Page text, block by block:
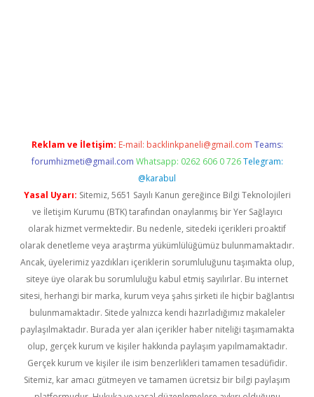
Reklam ve İletişim: E-mail: backlinkpaneli@gmail.com Teams:
forumhizmeti@gmail.com Whatsapp: 0262 606 0 726 Telegram:
@karabul
Yasal Uyarı: Sitemiz, 5651 Sayılı Kanun gereğince Bilgi Teknolojileri
ve İletişim Kurumu (BTK) tarafından onaylanmış bir Yer Sağlayıcı
olarak hizmet vermektedir. Bu nedenle, sitedeki içerikleri proaktif
olarak denetleme veya araştırma yükümlülüğümüz bulunmamaktadır.
Ancak, üyelerimiz yazdıkları içeriklerin sorumluluğunu taşımakta olup,
siteye üye olarak bu sorumluluğu kabul etmiş sayılırlar. Bu internet
sitesi, herhangi bir marka, kurum veya şahıs şirketi ile hiçbir bağlantısı
bulunmamaktadır. Sitede yalnızca kendi hazırladığımız makaleler
paylaşılmaktadır. Burada yer alan içerikler haber niteliği taşımamakta
olup, gerçek kurum ve kişiler hakkında paylaşım yapılmamaktadır.
Gerçek kurum ve kişiler ile isim benzerlikleri tamamen tesadüfidir.
Sitemiz, kar amacı gütmeyen ve tamamen ücretsiz bir bilgi paylaşım